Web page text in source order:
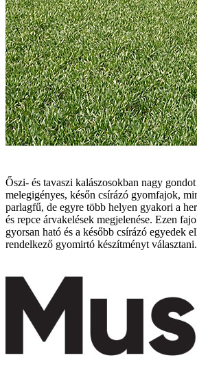
Őszi- és tavaszi kalászosokban nagy
melegigényes, későn csírázó gyomfajok,
parlagfű, de egyre több helyen gyakori a
és repce árvakelések megjelenése. Ezen
gyorsan ható és a később csírázó egyedek
rendelkező gyomirtó készítményt választani.